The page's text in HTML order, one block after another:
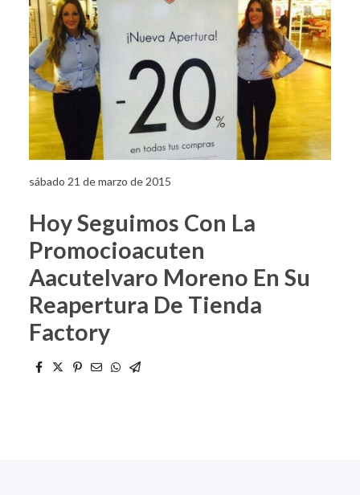
sábado 21 de marzo de 2015
Hoy Seguimos Con La
Promocioacuten
Aacutelvaro Moreno En Su
Reapertura De Tienda
Factory